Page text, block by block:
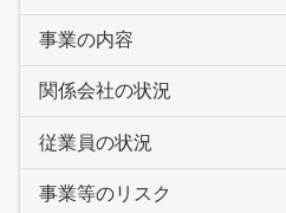
事業の内容
関係会社の状況
従業員の状況
事業等のリスク